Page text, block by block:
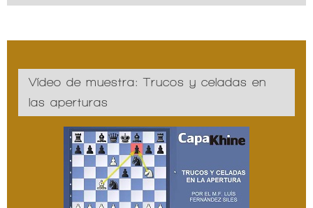
Vídeo de muestra: Trucos y celadas en
las aperturas